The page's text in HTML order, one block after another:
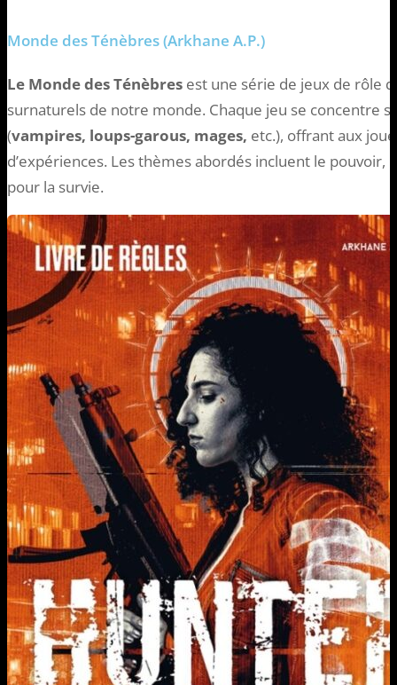
Monde des Ténèbres (Arkhane A.P.)
Le Monde des Ténèbres est une série de jeux de rôle
surnaturels de notre monde. Chaque jeu se concentre
(vampires, loups-garous, mages, etc.), offrant aux
d’expériences. Les thèmes abordés incluent le pouvoir,
pour la survie.